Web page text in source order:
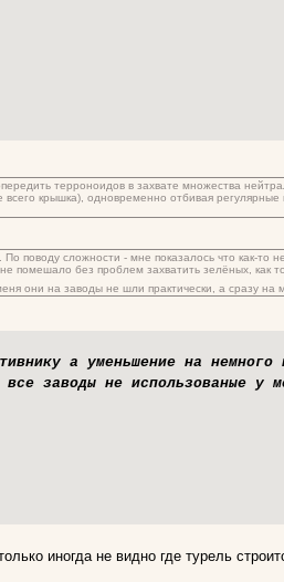
терроноидов в захвате множества
крышка), одновременно отбивая регулярные
поводу сложности - мне показалось что как-то
помешало без проблем захватить зелёных, как
они на заводы не шли практически, а сразу на
а уменьшение на
заводы не использованые у
иногда не видно где турель